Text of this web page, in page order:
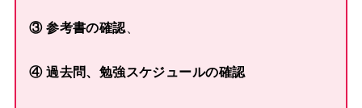
③ 参考書の確認
④ 過去問、勉強スケジュールの確認